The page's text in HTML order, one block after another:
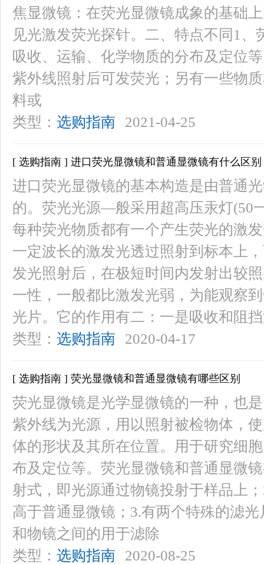
焦显微镜：在荧光显微镜成象的基础
见光激发荧光探针。二、特点不同1
吸收、运输、化学物质的分布及定位
紫外线照射后可发荧光；另有一些物
料或
类型： 选购指南 2021-04-25
[ 选购指南 ] 进口荧光显微镜和普通显微镜有什么区别
进口荧光显微镜的基本构造是由普通
的。荧光光源—般采用超高压汞灯(50
每种荧光物质都有一个产生荧光的激
一定波长的激发光透过照射到标本上
发光照射后，在极短时间内发射出较
一性，一般都比激发光弱，为能观察
光片。它的作用有二：一是吸收和阻
类型： 选购指南 2020-04-17
[ 选购指南 ] 荧光显微镜和普通显微镜有哪些区别
荧光显微镜是光学显微镜的一种，也
紫外线为光源，用以照射被检物体，
体的形状及其所在位置。用于研究细
布及定位等。荧光显微镜和普通显微
射式，即光源通过物镜投射于样品上
高于普通显微镜；3.有两个特殊的滤
和物镜之间的用于滤除
类型： 选购指南 2020-08-25